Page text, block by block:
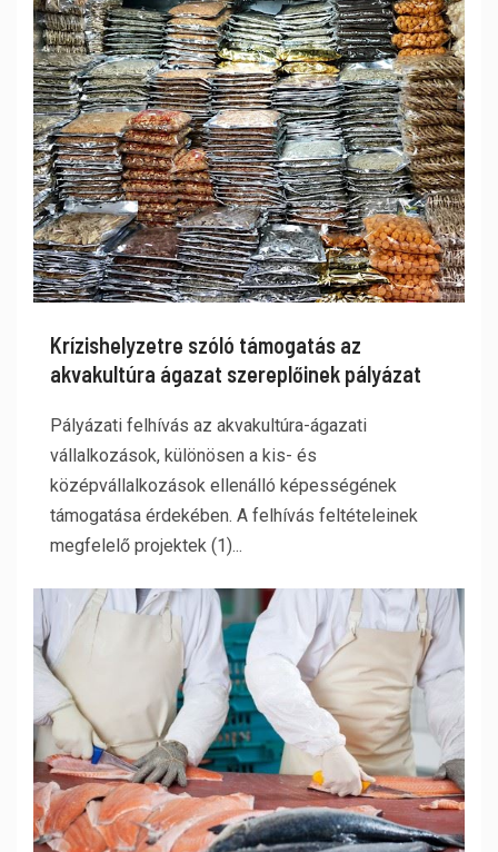
Krízishelyzetre szóló támogatás az
akvakultúra ágazat szereplőinek pályázat
Pályázati felhívás az akvakultúra-ágazati
vállalkozások, különösen a kis- és
középvállalkozások ellenálló képességének
támogatása érdekében. A felhívás feltételeinek
megfelelő projektek (1)...